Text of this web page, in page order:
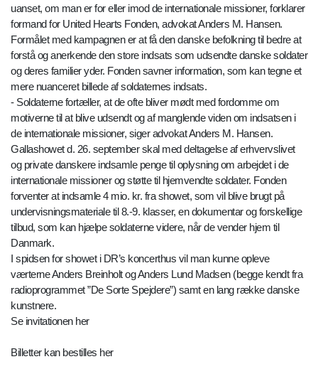
uanset, om man er for eller imod de internationale missioner, forklarer
formand for United Hearts Fonden, advokat Anders M. Hansen.
Formålet med kampagnen er at få den danske befolkning til bedre at
forstå og anerkende den store indsats som udsendte danske soldater
og deres familier yder. Fonden savner information, som kan tegne et
mere nuanceret billede af soldaternes indsats.
- Soldaterne fortæller, at de ofte bliver mødt med fordomme om
motiverne til at blive udsendt og af manglende viden om indsatsen i
de internationale missioner, siger advokat Anders M. Hansen.
Gallashowet d. 26. september skal med deltagelse af erhvervslivet
og private danskere indsamle penge til oplysning om arbejdet i de
internationale missioner og støtte til hjemvendte soldater. Fonden
forventer at indsamle 4 mio. kr. fra showet, som vil blive brugt på
undervisningsmateriale til 8.-9. klasser, en dokumentar og forskellige
tilbud, som kan hjælpe soldaterne videre, når de vender hjem til
Danmark.
I spidsen for showet i DR’s koncerthus vil man kunne opleve
værterne Anders Breinholt og Anders Lund Madsen (begge kendt fra
radioprogrammet ”De Sorte Spejdere”) samt en lang række danske
kunstnere.
Se invitationen her
Billetter kan bestilles her